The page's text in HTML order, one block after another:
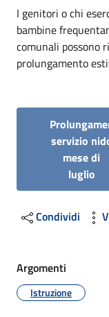
Dettagli
I genitori o chi
bambine
comunali possono
prolungamento
servizio
mese di
luglio
Condividi
Argomenti
Istruzione